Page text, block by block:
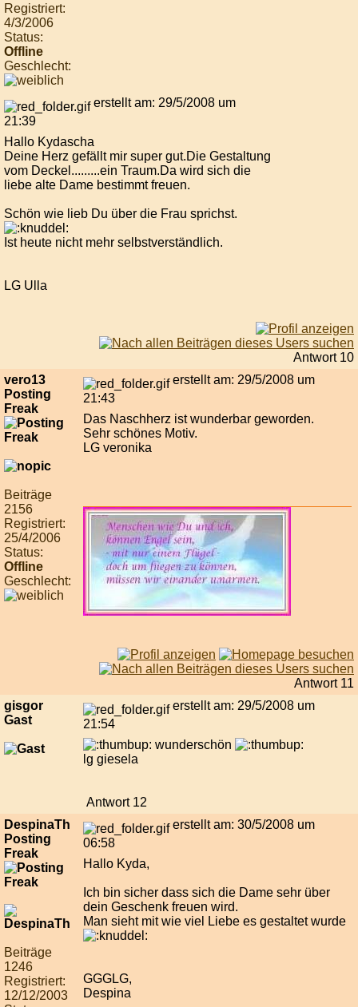
Registriert:
4/3/2006
Status:
Offline
Geschlecht:
erstellt am: 29/5/2008 um
21:39
Hallo Kydascha
Deine Herz gefällt mir super gut.Die Gestaltung
vom Deckel.........ein Traum.Da wird sich die
liebe alte Dame bestimmt freuen.
Schön wie lieb Du über die Frau sprichst.
Ist heute nicht mehr selbstverständlich.
LG Ulla
Antwort 10
vero13
Posting
Freak
Beiträge
2156
Registriert:
25/4/2006
Status:
Offline
Geschlecht:
erstellt am: 29/5/2008 um
21:43
Das Naschherz ist wunderbar geworden.
Sehr schönes Motiv.
LG veronika
Antwort 11
gisgor
Gast
erstellt am: 29/5/2008 um
21:54
wunderschön
lg giesela
Antwort 12
DespinaTh
Posting
Freak
Beiträge
1246
Registriert:
12/12/2003
erstellt am: 30/5/2008 um
06:58
Hallo Kyda,
Ich bin sicher dass sich die Dame sehr über
dein Geschenk freuen wird.
Man sieht mit wie viel Liebe es gestaltet wurde
GGGLG,
Despina